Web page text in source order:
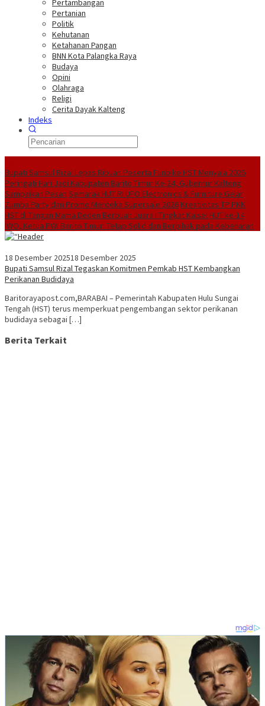
Pertambangan
Pertanian
Politik
Kehutanan
Ketahanan Pangan
BNN Kota Palangka Raya
Budaya
Opini
Olahraga
Religi
Cerita Dayak Kalteng
Indeks
Bupati Samsul Rizal Lepas Ribuan Peserta Funbike HST Menyala 2026
Peringati Hari Jadi Kabupaten Barito Timur Ke-24, Gubernur Kalteng
Sampaikan Pesan Semarak HUT RI UFO Electronics & Furniture Gelar
Zumba Party dan Promo Merdeka Supersale 2026Kreativitas TP PKK
HST di Tangan Mama Deden Berbuah Juara I Tingkat KalselHUT ke-14
IWO, Ketua PWI Barito Timur: Tetap Solid dan Berpihak pada Kebenaran
18 Desember 202518 Desember 2025
Bupati Samsul Rizal Tegaskan Komitmen Pemkab HST Kembangkan
Perikanan Budidaya
Baritorayapost.com,BARABAI – Pemerintah Kabupaten Hulu Sungai
Tengah (HST) terus memperkuat pengembangan sektor perikanan
budidaya sebagai […]
Berita Terkait